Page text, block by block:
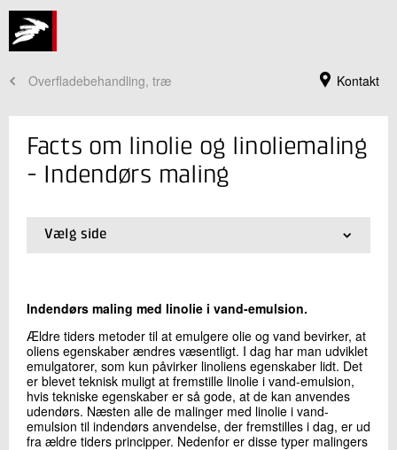
Kontakt
Overfladebehandling, træ
Berit Lindegaard
Faglig leder, M.Sc.
Træ og Biomaterialer
+45 72 20 23 14
Send e-mail
Facts om linolie og linoliemaling
- Indendørs maling
Vælg side
01.Forside
04.Tekniske egenskaber
05.Linoliemaling i dag
06.Indendørs maling
07.Indeklimaet
08.Gulning
Indendørs maling med linolie i vand-emulsion.
Ældre tiders metoder til at emulgere olie og vand bevirker, at
oliens egenskaber ændres væsentligt. I dag har man udviklet
emulgatorer, som kun påvirker linoliens egenskaber lidt. Det
er blevet teknisk muligt at fremstille linolie i vand-emulsion,
hvis tekniske egenskaber er så gode, at de kan anvendes
udendørs. Næsten alle de malinger med linolie i vand-
emulsion til indendørs anvendelse, der fremstilles i dag, er ud
fra ældre tiders principper. Nedenfor er disse typer malingers